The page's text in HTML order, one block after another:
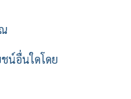
น์อื่นใดโดย